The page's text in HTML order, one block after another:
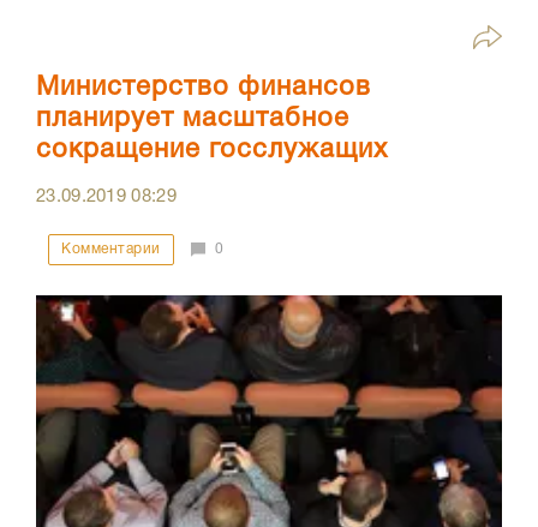
Министерство финансов
планирует масштабное
сокращение госслужащих
23.09.201908:29
Комментарии 0